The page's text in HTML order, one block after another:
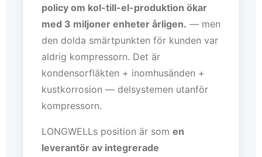
policy om kol-till-el-produktion ökar
med 3 miljoner enheter årligen. — men
den dolda smärtpunkten för kunden var
aldrig kompressorn. Det är
kondensorfläkten + inomhusänden +
kustkorrosion — delsystemen utanför
kompressorn.
LONGWELLs position är som en
leverantör av integrerade